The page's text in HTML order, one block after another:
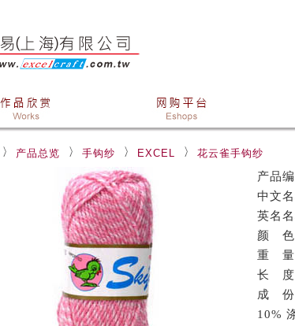
产品总览 手钩纱 EXCEL 花云雀手钩纱
产品
中文
英名
颜 色
重 量
长 度
成 份
10%